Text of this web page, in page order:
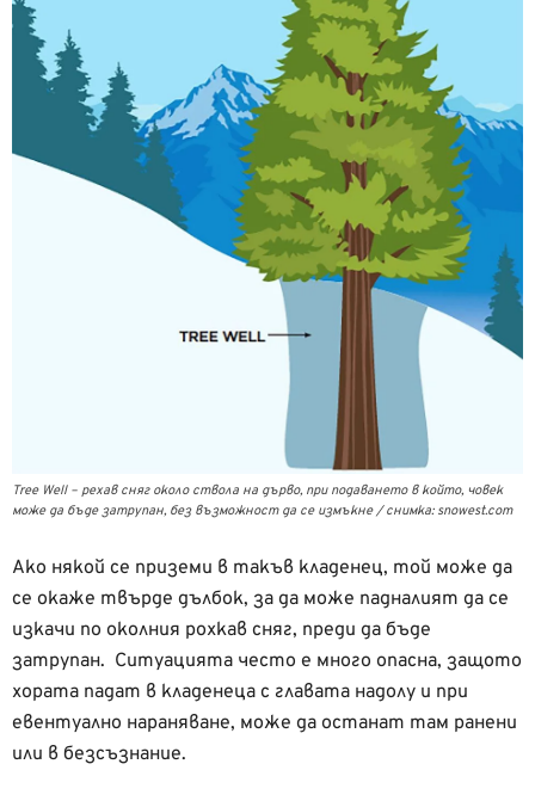
Tree Well – рехав сняг около ствола на дърво, при подаването в който, човек
може да бъде затрупан, без възможност да се измъкне / снимка: snowest.com
Ако някой се приземи в такъв кладенец, той може да
се окаже твърде дълбок, за да може падналият да се
изкачи по околния рохкав сняг, преди да бъде
затрупан. Ситуацията често е много опасна, защото
хората падат в кладенеца с главата надолу и при
евентуално нараняване, може да останат там ранени
или в безсъзнание.